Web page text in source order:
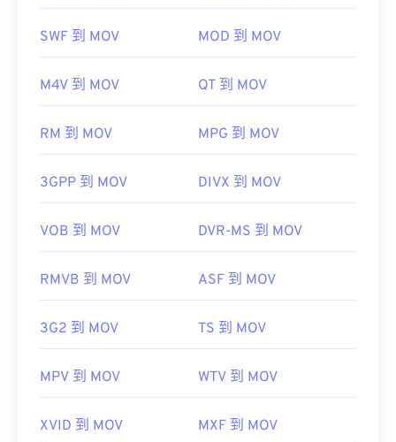
實用連結：
https://en.wikipedia.org/wiki/Audio_Video_Interleave
請注意，還有兩種檔案類型也使用 MOV 副檔名。它
種文件類型彼此無關，一種已過時，另一種與線上遊
實用連結：
https://developer.apple.com/library/archive/
SWF 到 MOV MOD 到 MOV
M4V 到 MOV QT 到 MOV
RM 到 MOV MPG 到 MOV
3GPP 到 MOV DIVX 到 MOV
VOB 到 MOV DVR-MS 到 MOV
RMVB 到 MOV ASF 到 MOV
3G2 到 MOV TS 到 MOV
MPV 到 MOV WTV 到 MOV
XVID 到 MOV MXF 到 MOV